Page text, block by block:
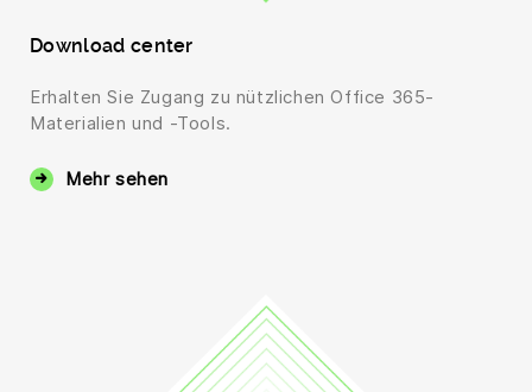
Download center
Erhalten Sie Zugang zu nützlichen Office 365-
Materialien und -Tools.
Mehr sehen